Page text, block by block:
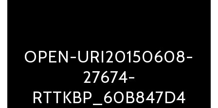
OPEN-URI20150608-
27674-
RTTKBP_60B847D4